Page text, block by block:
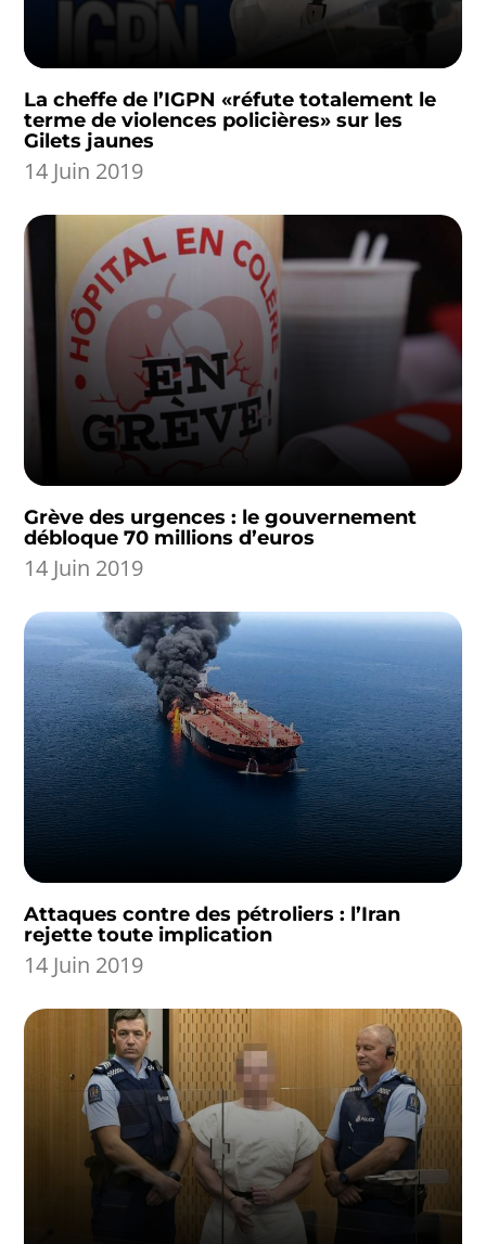
La cheffe de l’IGPN «réfute totalement le
terme de violences policières» sur les
Gilets jaunes
14 Juin 2019
Grève des urgences : le gouvernement
débloque 70 millions d’euros
14 Juin 2019
Attaques contre des pétroliers : l’Iran
rejette toute implication
14 Juin 2019